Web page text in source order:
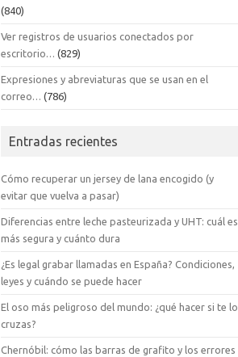
(840)
Ver registros de usuarios conectados por
escritorio… (829)
Expresiones y abreviaturas que se usan en el
correo… (786)
Entradas recientes
Cómo recuperar un jersey de lana encogido (y
evitar que vuelva a pasar)
Diferencias entre leche pasteurizada y UHT: cuál es
más segura y cuánto dura
¿Es legal grabar llamadas en España? Condiciones,
leyes y cuándo se puede hacer
El oso más peligroso del mundo: ¿qué hacer si te lo
cruzas?
Chernóbil: cómo las barras de grafito y los errores